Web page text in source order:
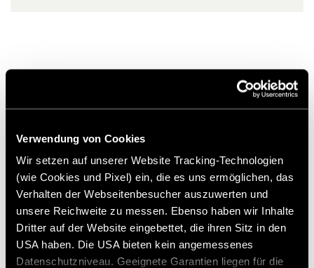
Verwendung von Cookies
Wir setzen auf unserer Website Tracking-Technologien
(wie Cookies und Pixel) ein, die es uns ermöglichen, das
Verhalten der Webseitenbesucher auszuwerten und
unsere Reichweite zu messen. Ebenso haben wir Inhalte
Dritter auf der Website eingebettet, die ihren Sitz in den
USA haben. Die USA bieten kein angemessenes
Datenschutzniveau. Geeignete Garantien liegen für die